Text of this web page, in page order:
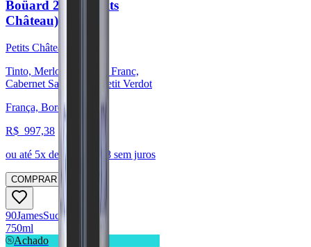
Boüard 2019 (Petits
Château)
Petits Châteaux
Tinto, Merlot, Cabernet Franc,
Cabernet Sauvignon, Petit Verdot
França, Bordeaux
R$ 997,38
ou até 5x de R$ 199,48 sem juros
COMPRAR
90JamesSuckling
750ml
Achado